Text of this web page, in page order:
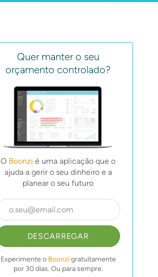
Quer manter o seu
orçamento controlado?
O Boonzi é uma aplicação que o
ajuda a gerir o seu dinheiro e a
planear o seu futuro
DESCARREGAR
Experimente o Boonzigratuitamente
por 30 dias. Ou para sempre.